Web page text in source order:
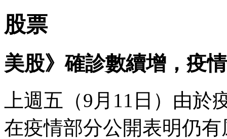
股票
美股》確診數續增，疫
上週五（9月11日）由於
在疫情部分公開表明仍